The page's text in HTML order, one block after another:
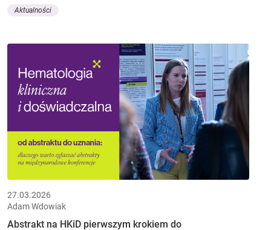
Aktualności
27.03.2026
Adam Wdowiak
Abstrakt na HKiD pierwszym krokiem do